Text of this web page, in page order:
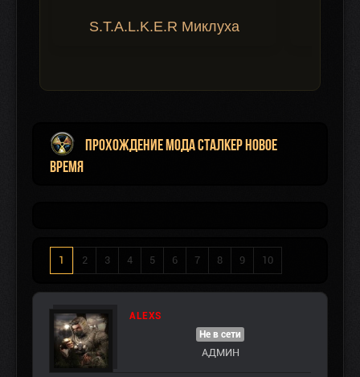
S.T.A.L.K.E.R Миклуха
Прохождение мода Сталкер Новое
Время
1 2 3 4 5 6 7 8 9 10
ALEXS
Не в сети
АДМИН